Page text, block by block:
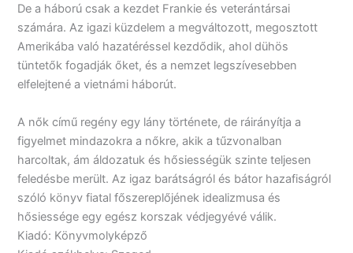
De a háború csak a kezdet Frankie és veterántársai
számára. Az igazi küzdelem a megváltozott, megosztott
Amerikába való hazatéréssel kezdődik, ahol dühös
tüntetők fogadják őket, és a nemzet legszívesebben
elfelejtené a vietnámi háborút.
A nők című regény egy lány története, de ráirányítja a
figyelmet mindazokra a nőkre, akik a tűzvonalban
harcoltak, ám áldozatuk és hősiességük szinte teljesen
feledésbe merült. Az igaz barátságról és bátor hazafiságról
szóló könyv fiatal főszereplőjének idealizmusa és
hősiessége egy egész korszak védjegyévé válik.
Kiadó: Könyvmolyképző